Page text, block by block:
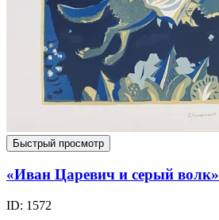
Быстрый просмотр
«Иван Царевич и серый волк»
ID: 1572